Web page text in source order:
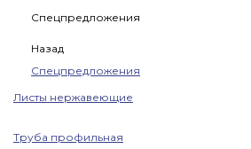
Спецпредложения
Назад
Спецпредложения
Листы нержавеющие
Труба профильная